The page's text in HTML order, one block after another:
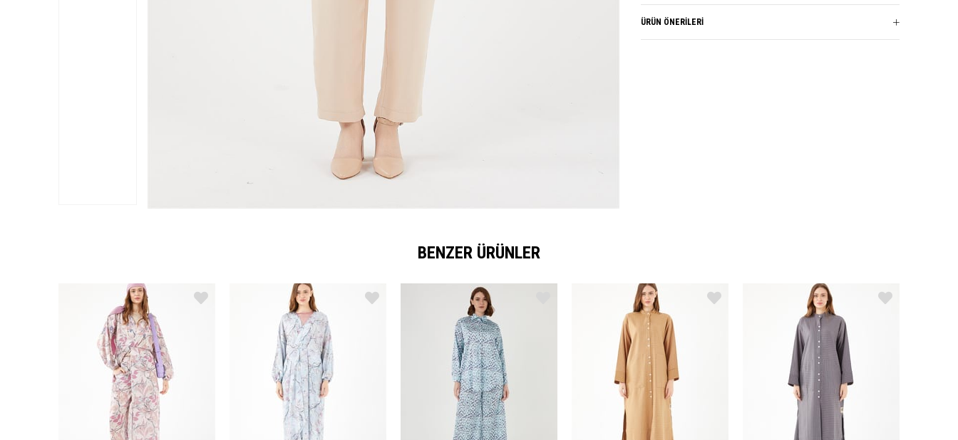
· L Üst Beden: Göğüs: 52 cm, Bel - 42 cm, Boy: 100 cm.
· L Alt Beden: Bel: 42 cm, Boy: 96 cm.
· XL Üst Beden: Göğüs: 54 cm, Bel - 44 cm, Boy: 100 cm.
· XL Alt Beden: Bel: 44 cm, Boy: 96 cm.
ÜRÜN ÖNERILERI
BENZER ÜRÜNLER